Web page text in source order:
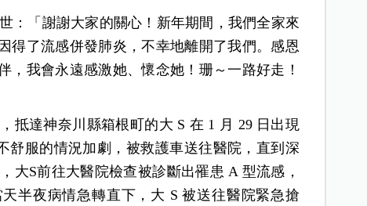
：「謝謝大家的關心！新年期間，我們全家來
得了流感併發肺炎，不幸地離開了我們。感恩
，我會永遠感激她、懷念她！珊～一路好走！
抵達神奈川縣箱根町的大 S 在 1 月 29 日出現
舒服的情況加劇，被救護車送往醫院，直到深
大S前往大醫院檢查被診斷出罹患 A 型流感，
半夜病情急轉直下，大 S 被送往醫院緊急搶